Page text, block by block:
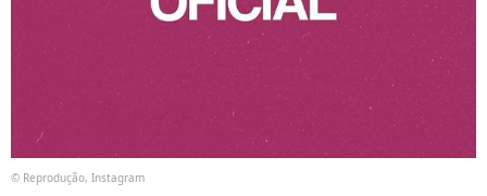
© Reprodução, Instagram